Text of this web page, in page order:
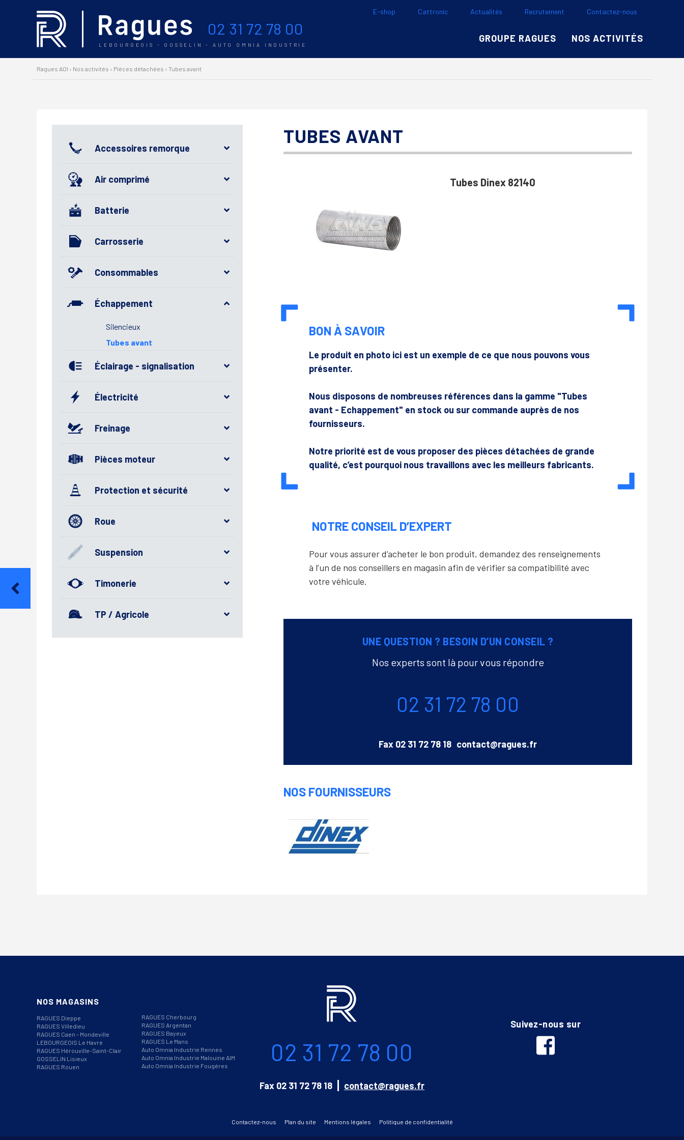
02 31 72 78 00
LEBOURGEOIS - GOSSELIN - AUTO OMNIA INDUSTRIE
E-shop Cattronic Actualités Recrutement Contactez-nous
GROUPE RAGUES NOS ACTIVITÉS
Ragues AOI › Nos activités › Pièces détachées › Tubes avant
Accessoires remorque
Air comprimé
Batterie
Carrosserie
Consommables
Échappement
Silencieux
Tubes avant
Éclairage - signalisation
Électricité
Freinage
Pièces moteur
Protection et sécurité
Roue
Suspension
Timonerie
TP / Agricole
TUBES AVANT
Tubes Dinex 82140
BON À SAVOIR
Le produit en photo ici est un exemple de ce que nous pouvons vous
présenter.
Nous disposons de nombreuses références dans la gamme "Tubes
avant - Echappement" en stock ou sur commande auprès de nos
fournisseurs.
Notre priorité est de vous proposer des pièces détachées de grande
qualité, c’est pourquoi nous travaillons avec les meilleurs fabricants.
NOTRE CONSEIL D’EXPERT
Pour vous assurer d’acheter le bon produit, demandez des renseignements
à l’un de nos conseillers en magasin afin de vérifier sa compatibilité avec
votre véhicule.
UNE QUESTION ? BESOIN D’UN CONSEIL ?
Nos experts sont là pour vous répondre
02 31 72 78 00
Fax 02 31 72 78 18 Email
contact@ragues.fr
NOS FOURNISSEURS
Dinex
NOS MAGASINS
RAGUES Dieppe
RAGUES Villedieu
RAGUES Caen – Mondeville
LEBOURGEOIS Le Havre
RAGUES Hérouville-Saint-Clair
GOSSELIN Lisieux
RAGUES Rouen
RAGUES Cherbourg
RAGUES Argentan
RAGUES Bayeux
RAGUES Le Mans
Auto Omnia Industrie Rennes
Auto Omnia Industrie Malouine AIM
Auto Omnia Industrie Fougères
02 31 72 78 00
Fax 02 31 72 78 18Emailcontact@ragues.fr
Suivez-nous sur
facebook
Contactez-nous Plan du site Mentions légales Politique de confidentialité